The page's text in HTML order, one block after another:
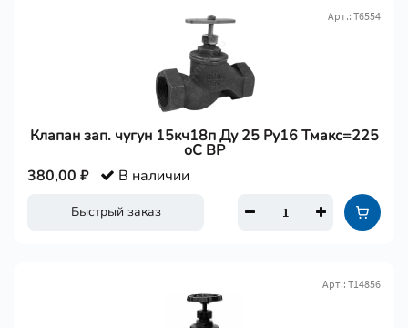
Клапан зап. чугун 15кч18п Ду 25 Ру16 Тмакс=225
оС ВР
Арт.: Т6554
Быстрый заказ
380,00 ₽ В наличии
Арт.: Т14856